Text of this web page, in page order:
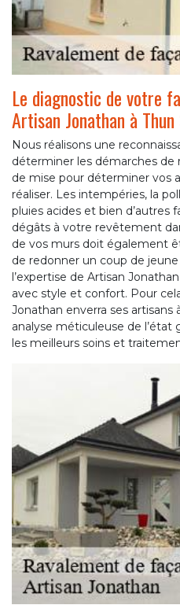
Le diagnostic de votre
Artisan Jonathan à
Nous réalisons une
déterminer les démarches
de mise pour déterminer vos
réaliser. Les intempéries, la
pluies acides et bien d’autres
dégâts à votre revêtement
de vos murs doit également
de redonner un coup de
l’expertise de Artisan
avec style et confort. Pour
Jonathan enverra ses
analyse méticuleuse de l’état
les meilleurs soins et